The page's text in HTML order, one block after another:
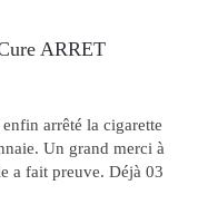
ARRET
arrêté la cigarette
Un grand merci à
a fait preuve. Déjà 03